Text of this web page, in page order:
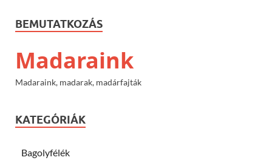
BEMUTATKOZÁS
Madaraink
Madaraink, madarak, madárfajták
KATEGÓRIÁK
Bagolyfélék